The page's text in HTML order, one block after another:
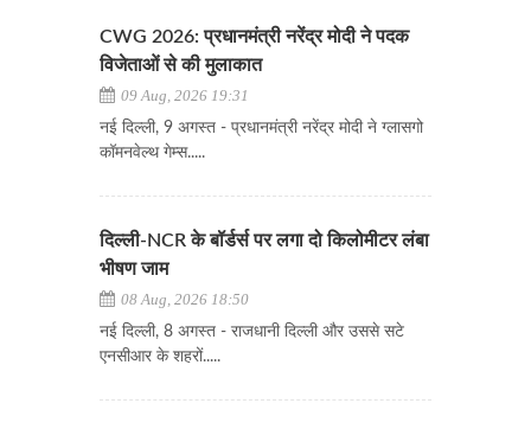
CWG 2026: प्रधानमंत्री नरेंद्र मोदी ने पदक
विजेताओं से की मुलाकात
09 Aug, 2026 19:31
नई दिल्ली, 9 अगस्त - प्रधानमंत्री नरेंद्र मोदी ने ग्लासगो
कॉमनवेल्थ गेम्स.....
दिल्ली-NCR के बॉर्डर्स पर लगा दो किलोमीटर लंबा
भीषण जाम
08 Aug, 2026 18:50
नई दिल्ली, 8 अगस्त - राजधानी दिल्ली और उससे सटे
एनसीआर के शहरों.....